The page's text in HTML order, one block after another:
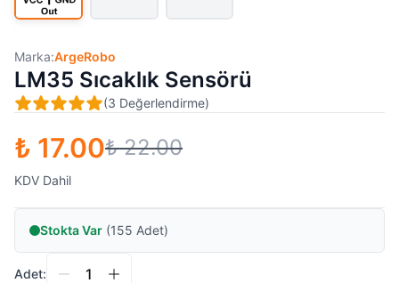
Marka:ArgeRobo
LM35 Sıcaklık Sensörü
(3 Değerlendirme)
₺ 17.00₺ 22.00
KDV Dahil
Stokta Var (155 Adet)
Adet: